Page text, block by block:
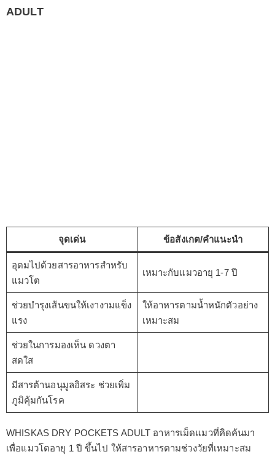
ADULT
จุดเด่น ข้อสังเกต/คำแนะนำ
อุดมไปด้วยสารอาหารสำหรับ
แมวโต
เหมาะกับแมวอายุ 1-7 ปี
ช่วยบำรุงเส้นขนให้เงางามแข็ง
แรง
ให้อาหารตามน้ำหนักตัวอย่าง
เหมาะสม
ช่วยในการมองเห็น ดวงตา
สดใส
มีสารต้านอนุมูลอิสระ ช่วยเพิ่ม
ภูมิคุ้มกันโรค
WHISKAS DRY POCKETS ADULT อาหารเม็ดแมวที่คิดค้นมา
เพื่อแมวโตอายุ 1 ปี ขึ้นไป ให้สารอาหารตามช่วงวัยที่เหมาะสม